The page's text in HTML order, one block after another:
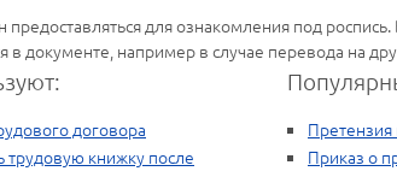
для ознакомления под
в документе, например в случае перевода на
договора
книжку после
Претензия
Приказ о